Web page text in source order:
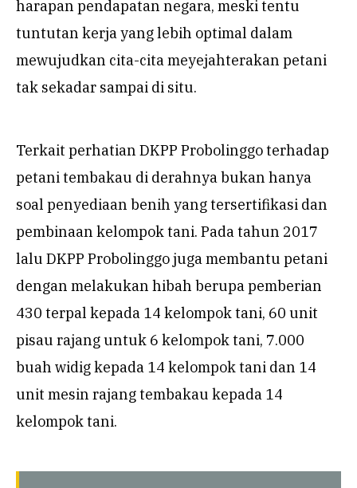
harapan pendapatan negara, meski tentu
tuntutan kerja yang lebih optimal dalam
mewujudkan cita-cita meyejahterakan petani
tak sekadar sampai di situ.
Terkait perhatian DKPP Probolinggo terhadap
petani tembakau di derahnya bukan hanya
soal penyediaan benih yang tersertifikasi dan
pembinaan kelompok tani. Pada tahun 2017
lalu DKPP Probolinggo juga membantu petani
dengan melakukan hibah berupa pemberian
430 terpal kepada 14 kelompok tani, 60 unit
pisau rajang untuk 6 kelompok tani, 7.000
buah widig kepada 14 kelompok tani dan 14
unit mesin rajang tembakau kepada 14
kelompok tani.